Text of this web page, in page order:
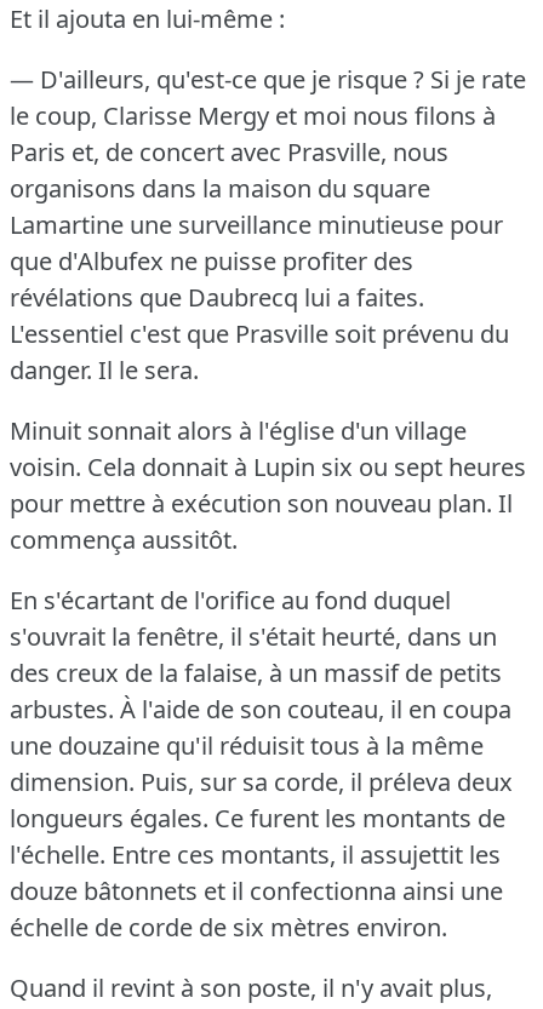
Et il ajouta en lui-même :
— D'ailleurs, qu'est-ce que je risque ? Si je rate
le coup, Clarisse Mergy et moi nous filons à
Paris et, de concert avec Prasville, nous
organisons dans la maison du square
Lamartine une surveillance minutieuse pour
que d'Albufex ne puisse profiter des
révélations que Daubrecq lui a faites.
L'essentiel c'est que Prasville soit prévenu du
danger. Il le sera.
Minuit sonnait alors à l'église d'un village
voisin. Cela donnait à Lupin six ou sept heures
pour mettre à exécution son nouveau plan. Il
commença aussitôt.
En s'écartant de l'orifice au fond duquel
s'ouvrait la fenêtre, il s'était heurté, dans un
des creux de la falaise, à un massif de petits
arbustes. À l'aide de son couteau, il en coupa
une douzaine qu'il réduisit tous à la même
dimension. Puis, sur sa corde, il préleva deux
longueurs égales. Ce furent les montants de
l'échelle. Entre ces montants, il assujettit les
douze bâtonnets et il confectionna ainsi une
échelle de corde de six mètres environ.
Quand il revint à son poste, il n'y avait plus,